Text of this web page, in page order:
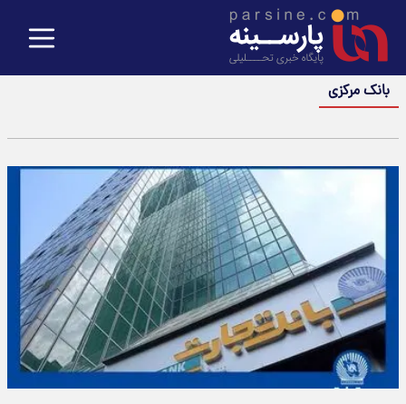
بانک مرکزی